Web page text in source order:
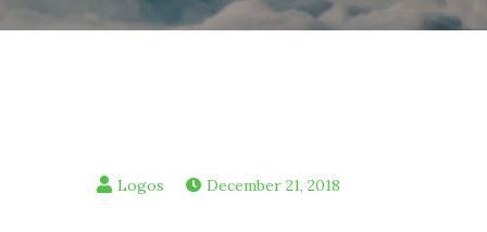
December 21, 2018